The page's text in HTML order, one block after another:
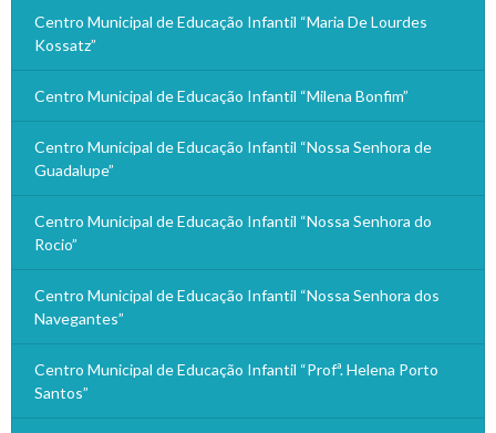
Centro Municipal de Educação Infantil “Maria De Lourdes
Kossatz”
Centro Municipal de Educação Infantil “Milena Bonfim”
Centro Municipal de Educação Infantil “Nossa Senhora de
Guadalupe”
Centro Municipal de Educação Infantil “Nossa Senhora do
Rocio”
Centro Municipal de Educação Infantil “Nossa Senhora dos
Navegantes”
Centro Municipal de Educação Infantil “Profª. Helena Porto
Santos”